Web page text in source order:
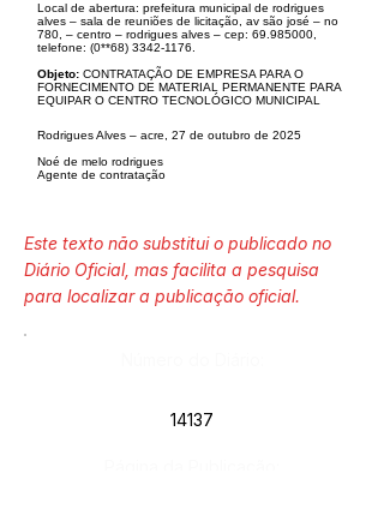
Local de abertura: prefeitura municipal de rodrigues
alves – sala de reuniões de licitação, av são josé – no
780, – centro – rodrigues alves – cep: 69.985000,
telefone: (0**68) 3342-1176
Objeto: CONTRATAÇÃO DE EMPRESA PARA O
FORNECIMENTO DE MATERIAL PERMANENTE PARA
EQUIPAR O CENTRO TECNOLÓGICO MUNICIPAL
Rodrigues Alves – acre, 27 de outubro de 2025
Noé de melo rodrigues
Agente de contratação
Este texto não substitui o publicado no
Diário Oficial, mas facilita a pesquisa
para localizar a publicação oficial.
14137